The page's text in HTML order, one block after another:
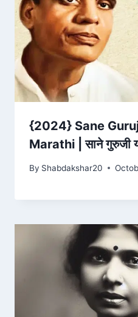
{2024} Sane
Marathi | साने गुरुजी
By Shabdakshar20